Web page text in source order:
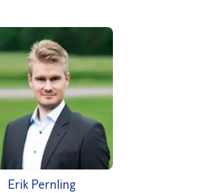
Erik Pernling